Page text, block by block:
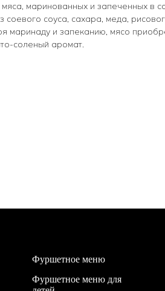
мяса, маринованных и запеченных в
соевого соуса, сахара, меда,
маринаду и запеканию, мясо
соленый аромат.
Фуршетное меню
Фуршетное меню для